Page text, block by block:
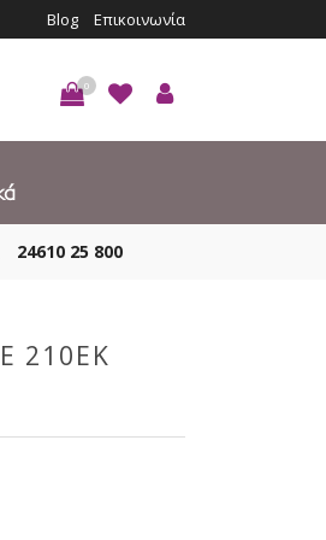
Blog Επικοινωνία
0
24610 25 800
210EK